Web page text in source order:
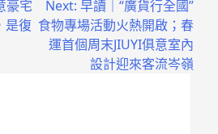
豪宅
是復
Next: 早讀｜“廣貨行全國”
食物專場活動火熱開啟；春
運首個周末JIUYI俱意室內
設計迎來客流岑嶺